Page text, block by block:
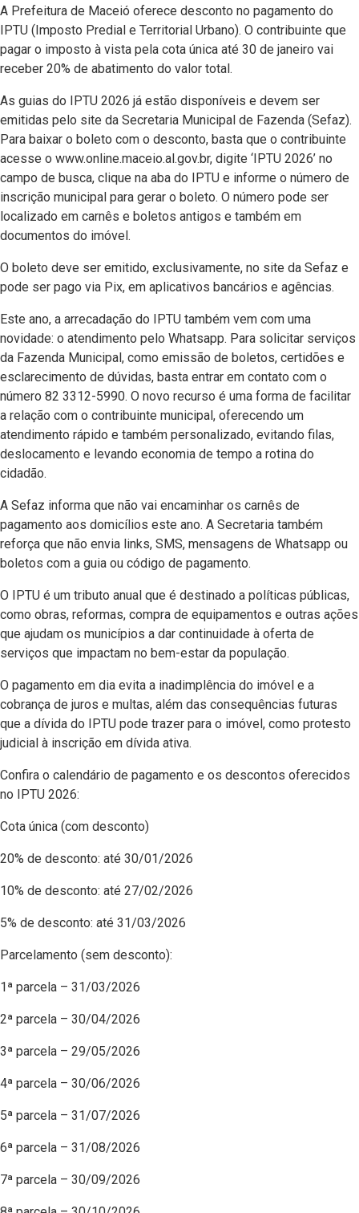
A Prefeitura de Maceió oferece desconto no pagamento do
IPTU (Imposto Predial e Territorial Urbano). O contribuinte que
pagar o imposto à vista pela cota única até 30 de janeiro vai
receber 20% de abatimento do valor total.
As guias do IPTU 2026 já estão disponíveis e devem ser
emitidas pelo site da Secretaria Municipal de Fazenda (Sefaz).
Para baixar o boleto com o desconto, basta que o contribuinte
acesse o www.online.maceio.al.gov.br, digite ‘IPTU 2026’ no
campo de busca, clique na aba do IPTU e informe o número de
inscrição municipal para gerar o boleto. O número pode ser
localizado em carnês e boletos antigos e também em
documentos do imóvel.
O boleto deve ser emitido, exclusivamente, no site da Sefaz e
pode ser pago via Pix, em aplicativos bancários e agências.
Este ano, a arrecadação do IPTU também vem com uma
novidade: o atendimento pelo Whatsapp. Para solicitar serviços
da Fazenda Municipal, como emissão de boletos, certidões e
esclarecimento de dúvidas, basta entrar em contato com o
número 82 3312-5990. O novo recurso é uma forma de facilitar
a relação com o contribuinte municipal, oferecendo um
atendimento rápido e também personalizado, evitando filas,
deslocamento e levando economia de tempo a rotina do
cidadão.
A Sefaz informa que não vai encaminhar os carnês de
pagamento aos domicílios este ano. A Secretaria também
reforça que não envia links, SMS, mensagens de Whatsapp ou
boletos com a guia ou código de pagamento.
O IPTU é um tributo anual que é destinado a políticas públicas,
como obras, reformas, compra de equipamentos e outras ações
que ajudam os municípios a dar continuidade à oferta de
serviços que impactam no bem-estar da população.
O pagamento em dia evita a inadimplência do imóvel e a
cobrança de juros e multas, além das consequências futuras
que a dívida do IPTU pode trazer para o imóvel, como protesto
judicial à inscrição em dívida ativa.
Confira o calendário de pagamento e os descontos oferecidos
no IPTU 2026:
Cota única (com desconto)
20% de desconto: até 30/01/2026
10% de desconto: até 27/02/2026
5% de desconto: até 31/03/2026
Parcelamento (sem desconto):
1ª parcela – 31/03/2026
2ª parcela – 30/04/2026
3ª parcela – 29/05/2026
4ª parcela – 30/06/2026
5ª parcela – 31/07/2026
6ª parcela – 31/08/2026
7ª parcela – 30/09/2026